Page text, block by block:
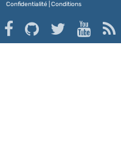
Confidentialité Conditions